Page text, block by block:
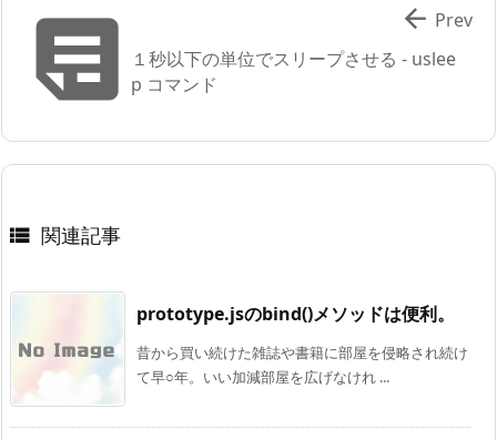
１秒以下の単位でスリープさせる - uslee
p コマンド
 Prev
 関連記事
prototype.jsのbind()メソッドは便利。
昔から買い続けた雑誌や書籍に部屋を侵略され続け
て早○年。いい加減部屋を広げなけれ ...